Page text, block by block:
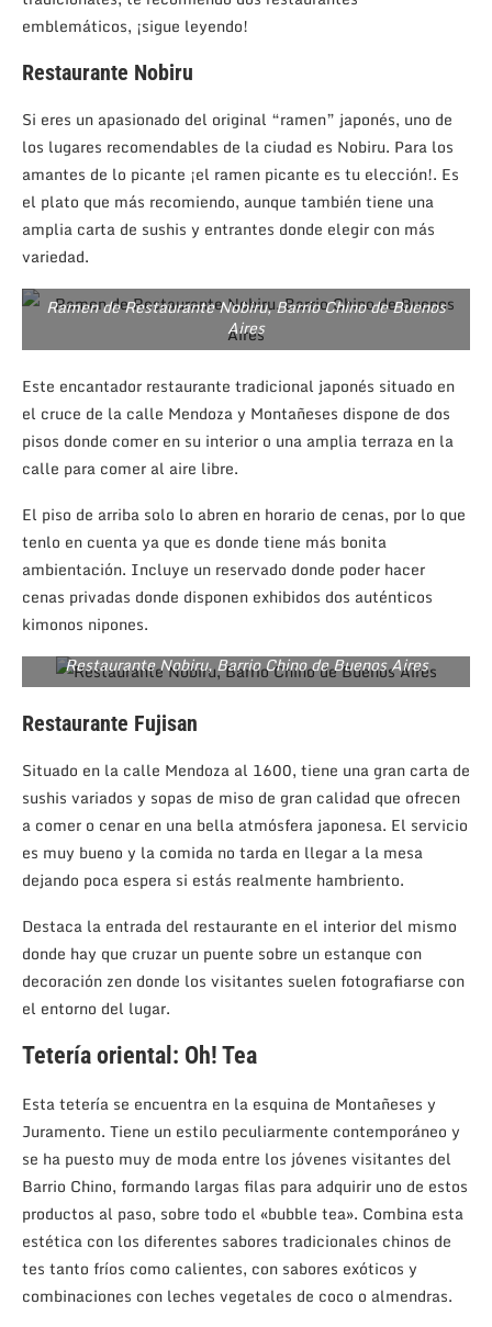
emblemáticos, ¡sigue leyendo!
Restaurante Nobiru
Si eres un apasionado del original “ramen” japonés, uno de
los lugares recomendables de la ciudad es Nobiru. Para los
amantes de lo picante ¡el ramen picante es tu elección!. Es
el plato que más recomiendo, aunque también tiene una
amplia carta de sushis y entrantes donde elegir con más
variedad.
Ramen de Restaurante Nobiru, Barrio Chino de Buenos
Aires
Este encantador restaurante tradicional japonés situado en
el cruce de la calle Mendoza y Montañeses dispone de dos
pisos donde comer en su interior o una amplia terraza en la
calle para comer al aire libre.
El piso de arriba solo lo abren en horario de cenas, por lo que
tenlo en cuenta ya que es donde tiene más bonita
ambientación. Incluye un reservado donde poder hacer
cenas privadas donde disponen exhibidos dos auténticos
kimonos nipones.
Restaurante Nobiru, Barrio Chino de Buenos Aires
Restaurante Fujisan
Situado en la calle Mendoza al 1600, tiene una gran carta de
sushis variados y sopas de miso de gran calidad que ofrecen
a comer o cenar en una bella atmósfera japonesa. El servicio
es muy bueno y la comida no tarda en llegar a la mesa
dejando poca espera si estás realmente hambriento.
Destaca la entrada del restaurante en el interior del mismo
donde hay que cruzar un puente sobre un estanque con
decoración zen donde los visitantes suelen fotografiarse con
el entorno del lugar.
Tetería oriental: Oh! Tea
Esta tetería se encuentra en la esquina de Montañeses y
Juramento. Tiene un estilo peculiarmente contemporáneo y
se ha puesto muy de moda entre los jóvenes visitantes del
Barrio Chino, formando largas filas para adquirir uno de estos
productos al paso, sobre todo el «bubble tea». Combina esta
estética con los diferentes sabores tradicionales chinos de
tes tanto fríos como calientes, con sabores exóticos y
combinaciones con leches vegetales de coco o almendras.